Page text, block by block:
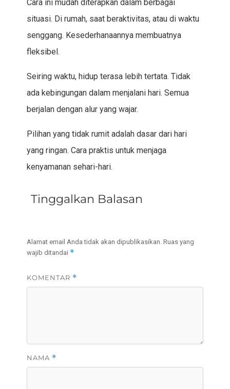
Cara ini mudah diterapkan dalam berbagai
situasi. Di rumah, saat beraktivitas, atau di waktu
senggang. Kesederhanaannya membuatnya
fleksibel.
Seiring waktu, hidup terasa lebih tertata. Tidak
ada kebingungan dalam menjalani hari. Semua
berjalan dengan alur yang wajar.
Pilihan yang tidak rumit adalah dasar dari hari
yang ringan. Cara praktis untuk menjaga
kenyamanan sehari-hari.
Tinggalkan Balasan
Alamat email Anda tidak akan dipublikasikan. Ruas yang
wajib ditandai *
KOMENTAR *
NAMA *